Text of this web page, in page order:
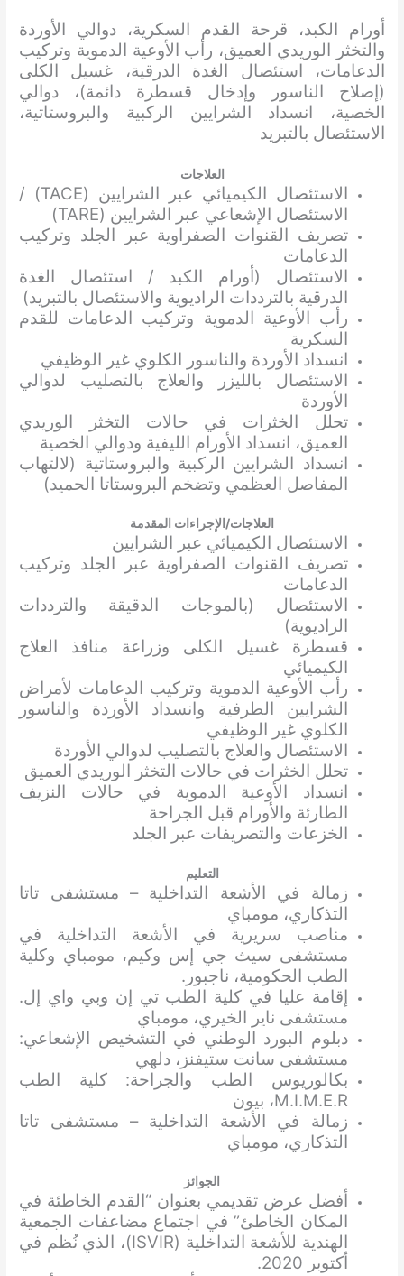
أورام الكبد، قرحة القدم السكرية، دوالي الأوردة
والتخثر الوريدي العميق، رأب الأوعية الدموية وتركيب
الدعامات، استئصال الغدة الدرقية، غسيل الكلى
(إصلاح الناسور وإدخال قسطرة دائمة)، دوالي
الخصية، انسداد الشرايين الركبية والبروستاتية،
الاستئصال بالتبريد
العلاجات
الاستئصال الكيميائي عبر الشرايين (TACE) /
الاستئصال الإشعاعي عبر الشرايين (TARE)
تصريف القنوات الصفراوية عبر الجلد وتركيب
الدعامات
الاستئصال (أورام الكبد / استئصال الغدة
الدرقية بالترددات الراديوية والاستئصال بالتبريد)
رأب الأوعية الدموية وتركيب الدعامات للقدم
السكرية
انسداد الأوردة والناسور الكلوي غير الوظيفي
الاستئصال بالليزر والعلاج بالتصليب لدوالي
الأوردة
تحلل الخثرات في حالات التخثر الوريدي
العميق، انسداد الأورام الليفية ودوالي الخصية
انسداد الشرايين الركبية والبروستاتية (لالتهاب
المفاصل العظمي وتضخم البروستاتا الحميد)
العلاجات/الإجراءات المقدمة
الاستئصال الكيميائي عبر الشرايين
تصريف القنوات الصفراوية عبر الجلد وتركيب
الدعامات
الاستئصال (بالموجات الدقيقة والترددات
الراديوية)
قسطرة غسيل الكلى وزراعة منافذ العلاج
الكيميائي
رأب الأوعية الدموية وتركيب الدعامات لأمراض
الشرايين الطرفية وانسداد الأوردة والناسور
الكلوي غير الوظيفي
الاستئصال والعلاج بالتصليب لدوالي الأوردة
تحلل الخثرات في حالات التخثر الوريدي العميق
انسداد الأوعية الدموية في حالات النزيف
الطارئة والأورام قبل الجراحة
الخزعات والتصريفات عبر الجلد
التعليم
زمالة في الأشعة التداخلية – مستشفى تاتا
التذكاري، مومباي
مناصب سريرية في الأشعة التداخلية في
مستشفى سيث جي إس وكيم، مومباي وكلية
الطب الحكومية، ناجبور.
إقامة عليا في كلية الطب تي إن وبي واي إل.
مستشفى ناير الخيري، مومباي
دبلوم البورد الوطني في التشخيص الإشعاعي:
مستشفى سانت ستيفنز، دلهي
بكالوريوس الطب والجراحة: كلية الطب
M.I.M.E.R، بيون
زمالة في الأشعة التداخلية – مستشفى تاتا
التذكاري، مومباي
الجوائز
أفضل عرض تقديمي بعنوان “القدم الخاطئة في
المكان الخاطئ” في اجتماع مضاعفات الجمعية
الهندية للأشعة التداخلية (ISVIR)، الذي نُظم في
أكتوبر 2020.